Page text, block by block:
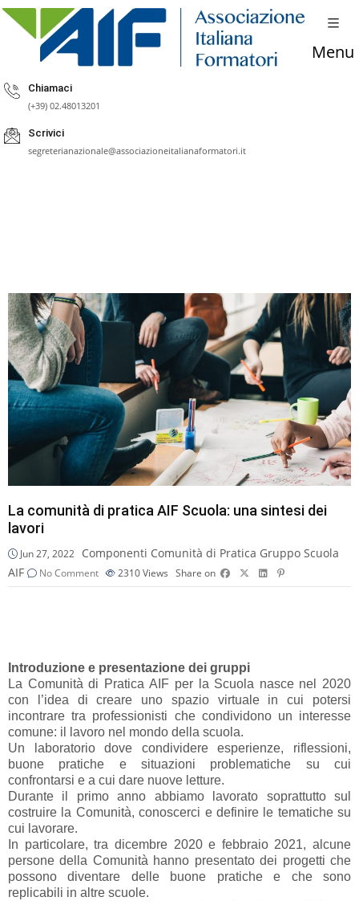
Menu
Chiamaci
(+39) 02.48013201
Scrivici
segreterianazionale@associazioneitalianaformatori.it
La comunità di pratica AIF Scuola: una sintesi dei
lavori
Jun 27, 2022 Componenti Comunità di Pratica Gruppo Scuola
AIF
No Comment 2310Views Share on
Introduzione e presentazione dei gruppi
La Comunità di Pratica AIF per la Scuola nasce nel 2020
con l’idea di creare uno spazio virtuale in cui potersi
incontrare tra professionisti che condividono un interesse
comune: il lavoro nel mondo della scuola.
Un laboratorio dove condividere esperienze, riflessioni,
buone pratiche e situazioni problematiche su cui
confrontarsi e a cui dare nuove letture.
Durante il primo anno abbiamo lavorato soprattutto sul
costruire la Comunità, conoscerci e definire le tematiche su
cui lavorare.
In particolare, tra dicembre 2020 e febbraio 2021, alcune
persone della Comunità hanno presentato dei progetti che
possono diventare delle buone pratiche e che sono
replicabili in altre scuole.